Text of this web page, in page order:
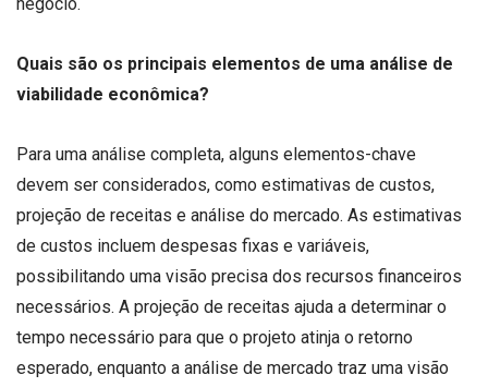
Quais são os principais elementos de uma análise de
viabilidade econômica?
Para uma análise completa, alguns elementos-chave
devem ser considerados, como estimativas de custos,
projeção de receitas e análise do mercado. As estimativas
de custos incluem despesas fixas e variáveis,
possibilitando uma visão precisa dos recursos financeiros
necessários. A projeção de receitas ajuda a determinar o
tempo necessário para que o projeto atinja o retorno
esperado, enquanto a análise de mercado traz uma visão